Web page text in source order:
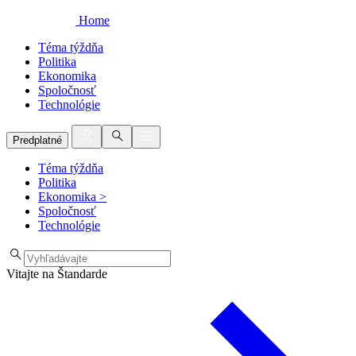
Home
Téma týždňa
Politika
Ekonomika
Spoločnosť
Technológie
Predplatné
Téma týždňa
Politika
Ekonomika >
Spoločnosť
Technológie
Vitajte na Štandarde